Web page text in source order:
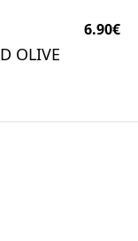
OLIVE
6.90€